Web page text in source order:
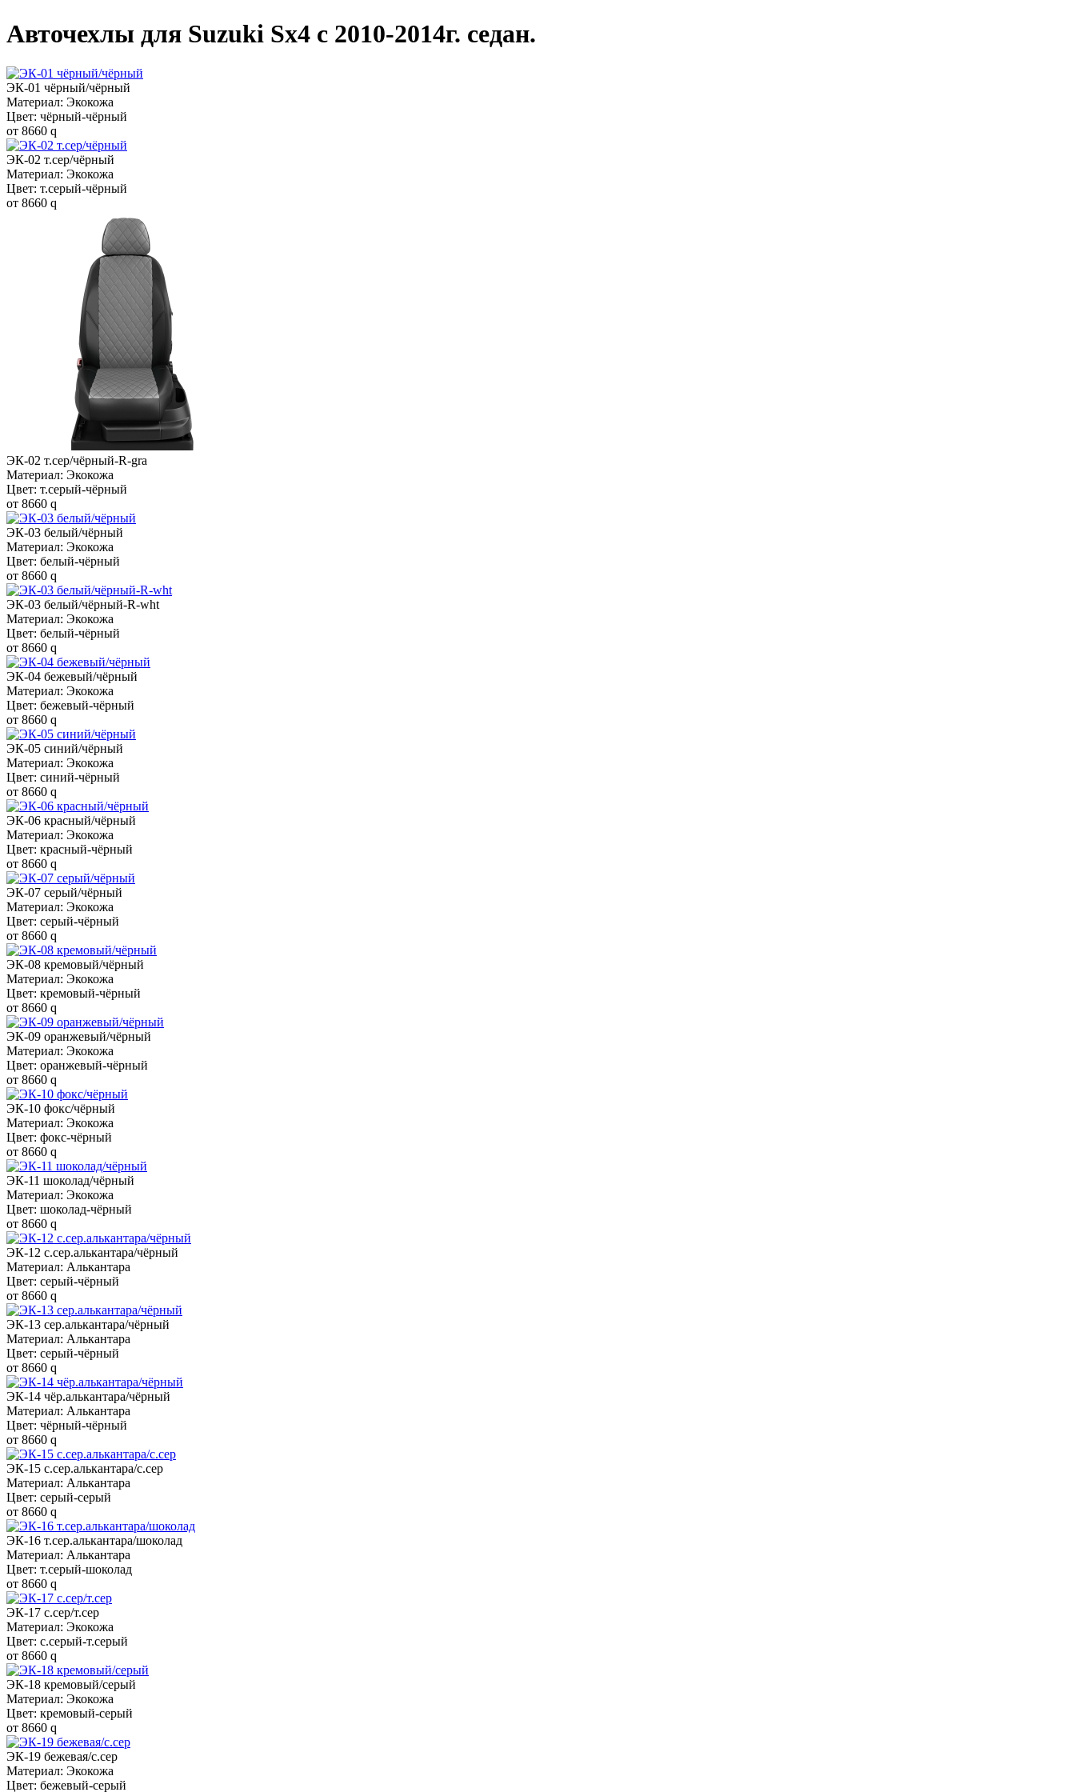
Авточехлы для Suzuki Sx4 c 2010-2014г. седан.
ЭК-01 чёрный/чёрный
Материал: Экокожа
Цвет: чёрный-чёрный
от 8660 q
ЭК-02 т.сер/чёрный
Материал: Экокожа
Цвет: т.серый-чёрный
от 8660 q
ЭК-02 т.сер/чёрный-R-gra
Материал: Экокожа
Цвет: т.серый-чёрный
от 8660 q
ЭК-03 белый/чёрный
Материал: Экокожа
Цвет: белый-чёрный
от 8660 q
ЭК-03 белый/чёрный-R-wht
Материал: Экокожа
Цвет: белый-чёрный
от 8660 q
ЭК-04 бежевый/чёрный
Материал: Экокожа
Цвет: бежевый-чёрный
от 8660 q
ЭК-05 синий/чёрный
Материал: Экокожа
Цвет: синий-чёрный
от 8660 q
ЭК-06 красный/чёрный
Материал: Экокожа
Цвет: красный-чёрный
от 8660 q
ЭК-07 серый/чёрный
Материал: Экокожа
Цвет: серый-чёрный
от 8660 q
ЭК-08 кремовый/чёрный
Материал: Экокожа
Цвет: кремовый-чёрный
от 8660 q
ЭК-09 оранжевый/чёрный
Материал: Экокожа
Цвет: оранжевый-чёрный
от 8660 q
ЭК-10 фокс/чёрный
Материал: Экокожа
Цвет: фокс-чёрный
от 8660 q
ЭК-11 шоколад/чёрный
Материал: Экокожа
Цвет: шоколад-чёрный
от 8660 q
ЭК-12 с.сер.алькантара/чёрный
Материал: Алькантара
Цвет: серый-чёрный
от 8660 q
ЭК-13 сер.алькантара/чёрный
Материал: Алькантара
Цвет: серый-чёрный
от 8660 q
ЭК-14 чёр.алькантара/чёрный
Материал: Алькантара
Цвет: чёрный-чёрный
от 8660 q
ЭК-15 с.сер.алькантара/с.сер
Материал: Алькантара
Цвет: серый-серый
от 8660 q
ЭК-16 т.сер.алькантара/шоколад
Материал: Алькантара
Цвет: т.серый-шоколад
от 8660 q
ЭК-17 с.сер/т.сер
Материал: Экокожа
Цвет: с.серый-т.серый
от 8660 q
ЭК-18 кремовый/серый
Материал: Экокожа
Цвет: кремовый-серый
от 8660 q
ЭК-19 бежевая/с.сер
Материал: Экокожа
Цвет: бежевый-серый